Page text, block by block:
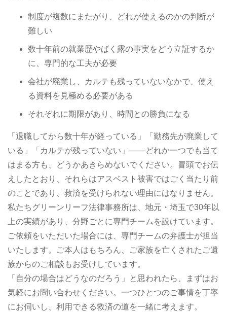
制度が複数にまたがり、どれが使えるのかの判断が
難しい
数十年前の就業歴やばく露の事実をどう立証するか
に、専門的な工夫が必要
会社が廃業し、カルテも残っていないなかで、使え
る資料を見極める必要がある
それぞれに期限があり、時間との勝負になる
「退職してから数十年が経っている」「勤務先が廃業して
いる」「カルテが残っていない」――どれか一つでも当て
はまる方も、どうかあきらめないでください。冒頭でお伝
えしたとおり、それらはアスベスト被害ではごく当たり前
のことであり、救済を受けられない理由にはなりません。
私たちグリーンリーフ法律事務所は、地元・埼玉で30年以
上の実績があり、分野ごとに専門チームを設けています。
ご依頼をいただいた場合には、専門チームの弁護士が担当
いたします。ご本人はもちろん、ご家族を亡くされたご遺
族からのご相談もお受けしています。
「自分の場合はどうなのだろう」と思われたら、まずはお
気軽にお問い合わせください。一つひとつのご事情を丁寧
にお伺いし、利用できる救済の道を一緒に考えます。